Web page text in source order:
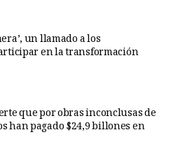
un llamado a los
en la transformación
que por obras inconclusas de
han pagado $24,9 billones en